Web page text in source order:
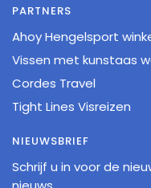
PARTNERS
Ahoy Hengelsport
Vissen met kunstaas
Cordes Travel
Tight Lines Visreizen
NIEUWSBRIEF
Schrijf u in voor de